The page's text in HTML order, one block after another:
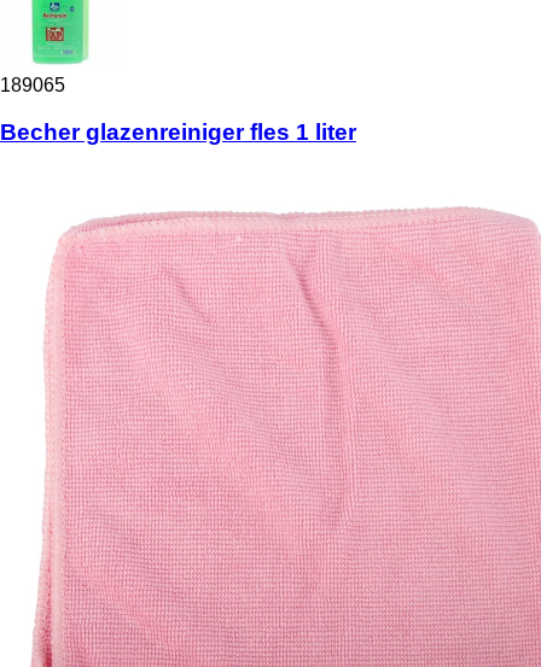
189065
Becher glazenreiniger fles 1 liter